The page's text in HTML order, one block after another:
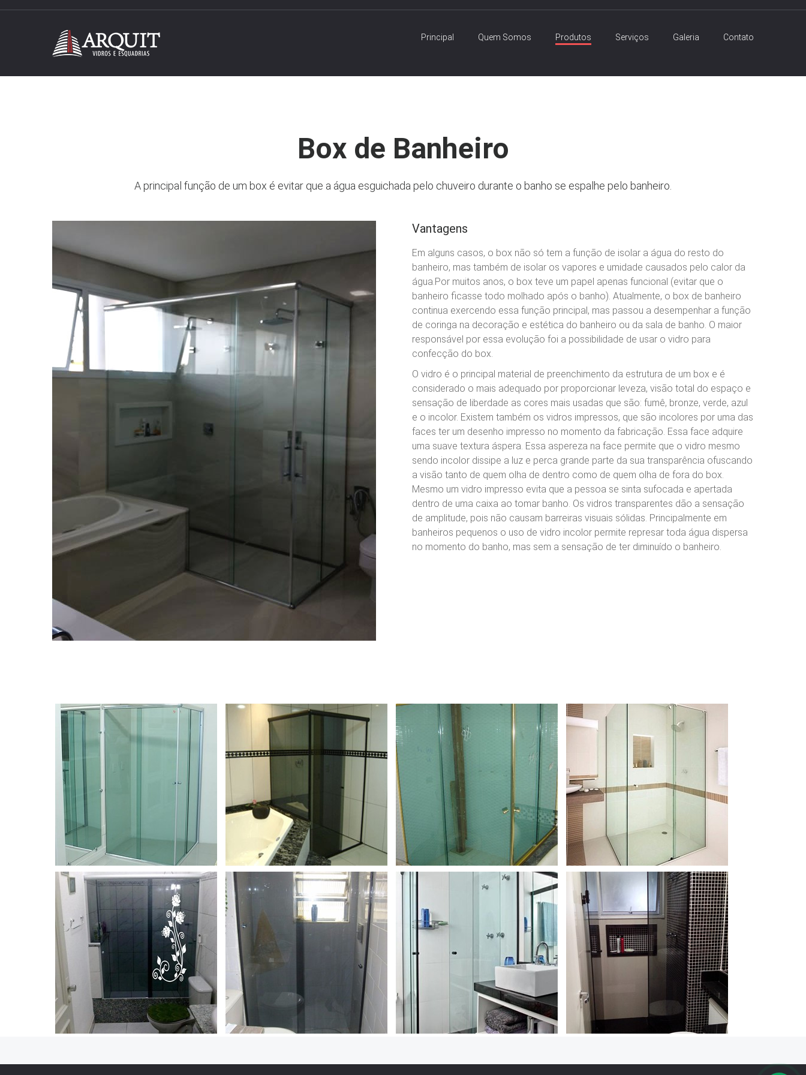
Principal Quem Somos Produtos Serviços Galeria Contato
Box de Banheiro
A principal função de um box é evitar que a água esguichada pelo chuveiro durante o banho se espalhe pelo banheiro.
Vantagens
Em alguns casos, o box não só tem a função de isolar a água do resto do
banheiro, mas também de isolar os vapores e umidade causados pelo calor da
água.Por muitos anos, o box teve um papel apenas funcional (evitar que o
banheiro ficasse todo molhado após o banho). Atualmente, o box de banheiro
continua exercendo essa função principal, mas passou a desempenhar a função
de coringa na decoração e estética do banheiro ou da sala de banho. O maior
responsável por essa evolução foi a possibilidade de usar o vidro para
confecção do box.
O vidro é o principal material de preenchimento da estrutura de um box e é
considerado o mais adequado por proporcionar leveza, visão total do espaço e
sensação de liberdade as cores mais usadas que são: fumê, bronze, verde, azul
e o incolor. Existem também os vidros impressos, que são incolores por uma das
faces ter um desenho impresso no momento da fabricação. Essa face adquire
uma suave textura áspera. Essa aspereza na face permite que o vidro mesmo
sendo incolor dissipe a luz e perca grande parte da sua transparência ofuscando
a visão tanto de quem olha de dentro como de quem olha de fora do box.
Mesmo um vidro impresso evita que a pessoa se sinta sufocada e apertada
dentro de uma caixa ao tomar banho. Os vidros transparentes dão a sensação
de amplitude, pois não causam barreiras visuais sólidas. Principalmente em
banheiros pequenos o uso de vidro incolor permite represar toda água dispersa
no momento do banho, mas sem a sensação de ter diminuído o banheiro.